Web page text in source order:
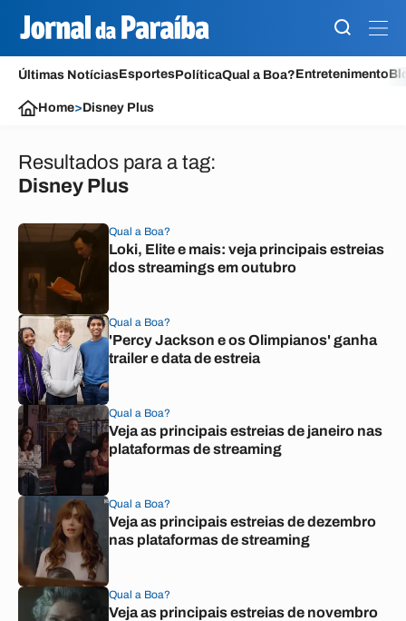
Últimas NotíciasEsportesPolíticaQual a Boa?Entretenimento
Home>Disney Plus
Resultados para a tag:
Disney Plus
Qual a Boa?
Loki, Elite e mais: veja principais estreias
dos streamings em outubro
Qual a Boa?
'Percy Jackson e os Olimpianos' ganha
trailer e data de estreia
Qual a Boa?
Veja as principais estreias de janeiro nas
plataformas de streaming
Qual a Boa?
Veja as principais estreias de dezembro
nas plataformas de streaming
Qual a Boa?
Veja as principais estreias de novembro